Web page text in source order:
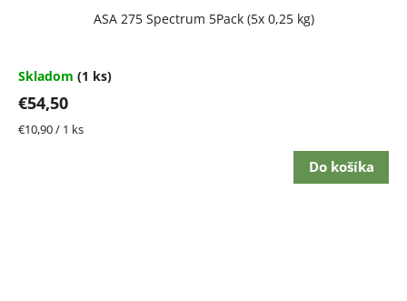
ASA 275 Spectrum 5Pack (5x 0,25 kg)
Skladom (1 ks)
€54,50
Jednotková
€10,90 / 1 ks
Do košíka